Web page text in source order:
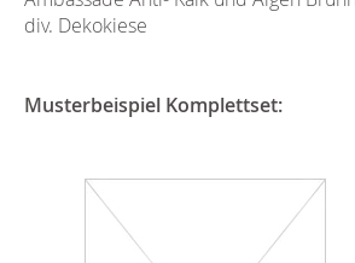
div. Dekokiese
Musterbeispiel Komplettset: